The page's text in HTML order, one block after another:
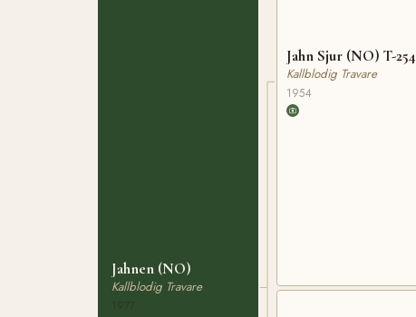
Jahnen (NO)
Kallblodig Travare
Jahn Sjur (NO) T-254
Kallblodig Travare
1954